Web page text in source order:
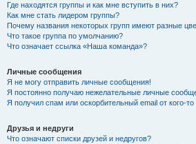
Где находятся группы и как мне вступить в них?
Как мне стать лидером группы?
Почему названия некоторых групп имеют разные
Что такое группа по умолчанию?
Что означает ссылка «Наша команда»?
Личные сообщения
Я не могу отправить личные сообщения!
Я постоянно получаю нежелательные личные
Я получил спам или оскорбительный email от кого-
Друзья и недруги
Что означают списки друзей и недругов?